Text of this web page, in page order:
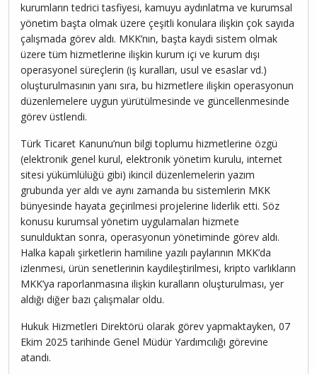
kurumların tedrici tasfiyesi, kamuyu aydınlatma ve kurumsal
yönetim başta olmak üzere çeşitli konulara ilişkin çok sayıda
çalışmada görev aldı. MKK’nın, başta kaydi sistem olmak
üzere tüm hizmetlerine ilişkin kurum içi ve kurum dışı
operasyonel süreçlerin (iş kuralları, usul ve esaslar vd.)
oluşturulmasının yanı sıra, bu hizmetlere ilişkin operasyonun
düzenlemelere uygun yürütülmesinde ve güncellenmesinde
görev üstlendi.
Türk Ticaret Kanunu’nun bilgi toplumu hizmetlerine özgü
(elektronik genel kurul, elektronik yönetim kurulu, internet
sitesi yükümlülüğü gibi) ikincil düzenlemelerin yazım
grubunda yer aldı ve aynı zamanda bu sistemlerin MKK
bünyesinde hayata geçirilmesi projelerine liderlik etti. Söz
konusu kurumsal yönetim uygulamaları hizmete
sunulduktan sonra, operasyonun yönetiminde görev aldı.
Halka kapalı şirketlerin hamiline yazılı paylarının MKK’da
izlenmesi, ürün senetlerinin kaydileştirilmesi, kripto varlıkların
MKK’ya raporlanmasına ilişkin kuralların oluşturulması, yer
aldığı diğer bazı çalışmalar oldu.
Hukuk Hizmetleri Direktörü olarak görev yapmaktayken, 07
Ekim 2025 tarihinde Genel Müdür Yardımcılığı görevine
atandı.